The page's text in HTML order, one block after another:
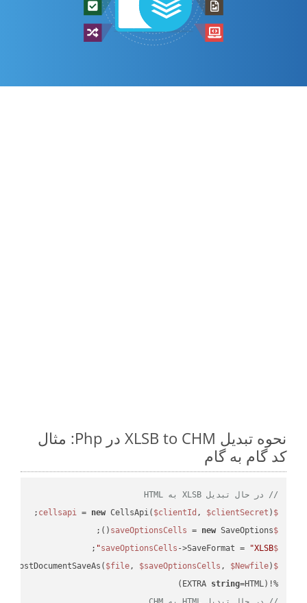
نحوه تبدیل XLSB to CHM در Php: مثال
کد گام به گام
// در حال تبدیل XLSB به HTML
$cellsapi
= new CellsApi( $clientId , $clientSecret );
$saveOptionsCells
= new SaveOptions();
$saveOptionsCells
->SaveFormat = "XLSB"
;
$cellsApiResult
$file, $saveOptionsCells , $Newfile
%!(EXTRA
string=HTML)